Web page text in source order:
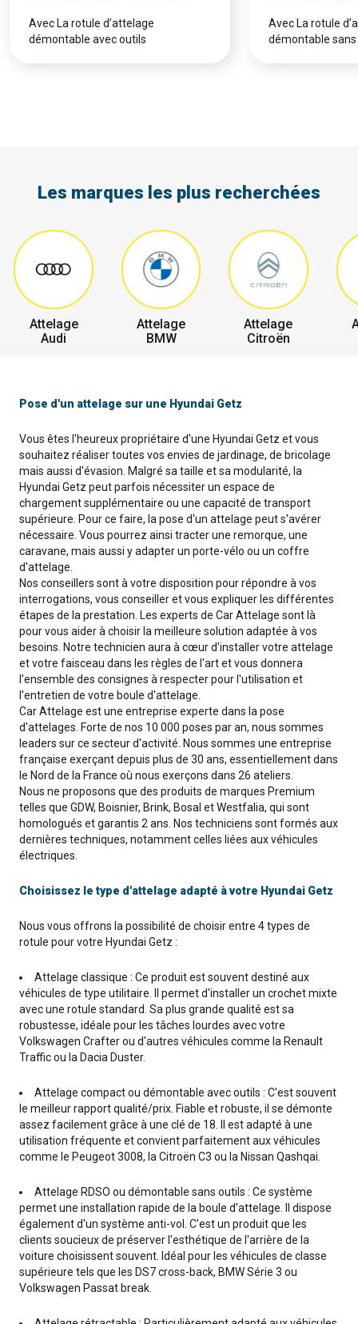
Avec La rotule d’attelage
démontable avec outils
Avec La rotule
démontable
Les marques les plus recherchées
Attelage
Audi
Attelage
BMW
Attelage
Citroën
Pose d'un attelage sur une Hyundai Getz
Vous êtes l'heureux propriétaire d'une Hyundai Getz et vous
souhaitez réaliser toutes vos envies de jardinage, de bricolage
mais aussi d'évasion. Malgré sa taille et sa modularité, la
Hyundai Getz peut parfois nécessiter un espace de
chargement supplémentaire ou une capacité de transport
supérieure. Pour ce faire, la pose d'un attelage peut s'avérer
nécessaire. Vous pourrez ainsi tracter une remorque, une
caravane, mais aussi y adapter un porte-vélo ou un coffre
d'attelage.
Nos conseillers sont à votre disposition pour répondre à vos
interrogations, vous conseiller et vous expliquer les différentes
étapes de la prestation. Les experts de Car Attelage sont là
pour vous aider à choisir la meilleure solution adaptée à vos
besoins. Notre technicien aura à cœur d'installer votre attelage
et votre faisceau dans les règles de l'art et vous donnera
l'ensemble des consignes à respecter pour l'utilisation et
l'entretien de votre boule d'attelage.
Car Attelage est une entreprise experte dans la pose
d'attelages. Forte de nos 10 000 poses par an, nous sommes
leaders sur ce secteur d'activité. Nous sommes une entreprise
française exerçant depuis plus de 30 ans, essentiellement dans
le Nord de la France où nous exerçons dans 26 ateliers.
Nous ne proposons que des produits de marques Premium
telles que GDW, Boisnier, Brink, Bosal et Westfalia, qui sont
homologués et garantis 2 ans. Nos techniciens sont formés aux
dernières techniques, notamment celles liées aux véhicules
électriques.
Choisissez le type d'attelage adapté à votre Hyundai Getz
Nous vous offrons la possibilité de choisir entre 4 types de
rotule pour votre Hyundai Getz :
Attelage classique : Ce produit est souvent destiné aux
véhicules de type utilitaire. Il permet d'installer un crochet mixte
avec une rotule standard. Sa plus grande qualité est sa
robustesse, idéale pour les tâches lourdes avec votre
Volkswagen Crafter ou d'autres véhicules comme la Renault
Traffic ou la Dacia Duster.
Attelage compact ou démontable avec outils : C'est souvent
le meilleur rapport qualité/prix. Fiable et robuste, il se démonte
assez facilement grâce à une clé de 18. Il est adapté à une
utilisation fréquente et convient parfaitement aux véhicules
comme le Peugeot 3008, la Citroën C3 ou la Nissan Qashqai.
Attelage RDSO ou démontable sans outils : Ce système
permet une installation rapide de la boule d'attelage. Il dispose
également d'un système anti-vol. C'est un produit que les
clients soucieux de préserver l'esthétique de l'arrière de la
voiture choisissent souvent. Idéal pour les véhicules de classe
supérieure tels que les DS7 cross-back, BMW Série 3 ou
Volkswagen Passat break.